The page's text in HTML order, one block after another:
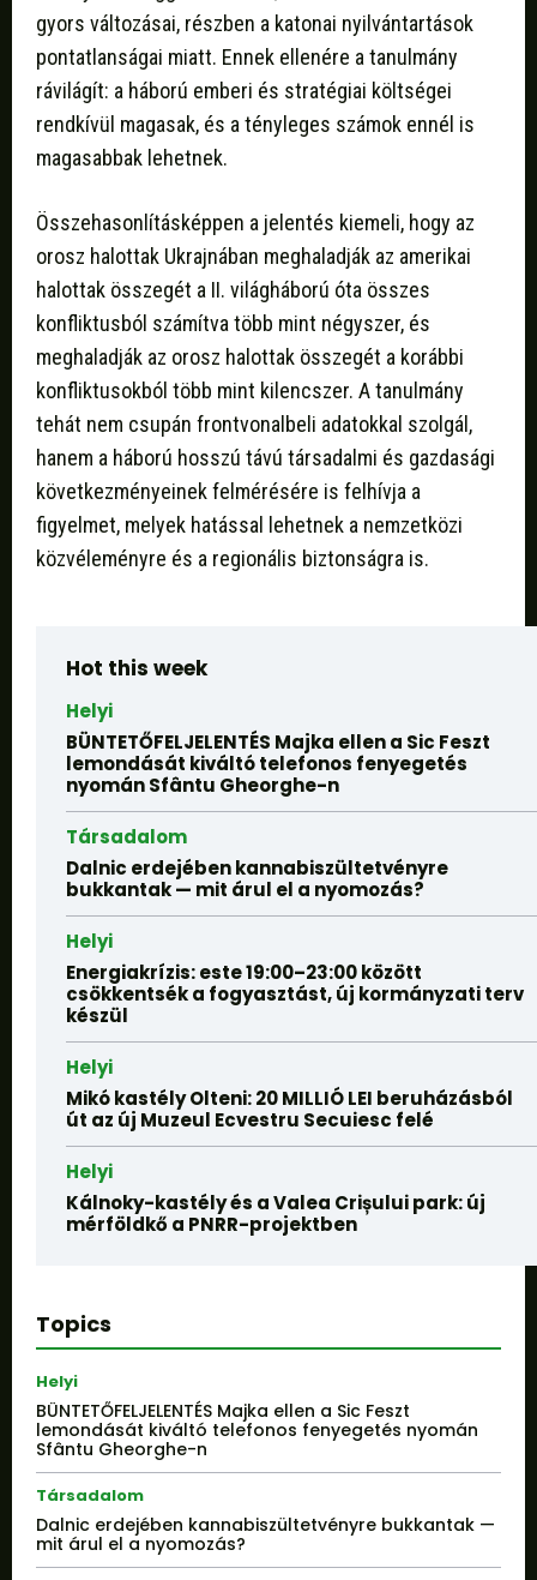
gyors változásai, részben a katonai nyilvántartások
pontatlanságai miatt. Ennek ellenére a tanulmány
rávilágít: a háború emberi és stratégiai költségei
rendkívül magasak, és a tényleges számok ennél is
magasabbak lehetnek.
Összehasonlításképpen a jelentés kiemeli, hogy az
orosz halottak Ukrajnában meghaladják az amerikai
halottak összegét a II. világháború óta összes
konfliktusból számítva több mint négyszer, és
meghaladják az orosz halottak összegét a korábbi
konfliktusokból több mint kilencszer. A tanulmány
tehát nem csupán frontvonalbeli adatokkal szolgál,
hanem a háború hosszú távú társadalmi és gazdasági
következményeinek felmérésére is felhívja a
figyelmet, melyek hatással lehetnek a nemzetközi
közvéleményre és a regionális biztonságra is.
Hot this week
Helyi
BÜNTETŐFELJELENTÉS Majka ellen a Sic Feszt
lemondását kiváltó telefonos fenyegetés
nyomán Sfântu Gheorghe-n
Társadalom
Dalnic erdejében kannabiszültetvényre
bukkantak — mit árul el a nyomozás?
Helyi
Energiakrízis: este 19:00–23:00 között
csökkentsék a fogyasztást, új kormányzati terv
készül
Helyi
Mikó kastély Olteni: 20 MILLIÓ LEI beruházásból
út az új Muzeul Ecvestru Secuiesc felé
Helyi
Kálnoky-kastély és a Valea Crișului park: új
mérföldkő a PNRR-projektben
Topics
Helyi
BÜNTETŐFELJELENTÉS Majka ellen a Sic Feszt
lemondását kiváltó telefonos fenyegetés nyomán
Sfântu Gheorghe-n
Társadalom
Dalnic erdejében kannabiszültetvényre bukkantak —
mit árul el a nyomozás?